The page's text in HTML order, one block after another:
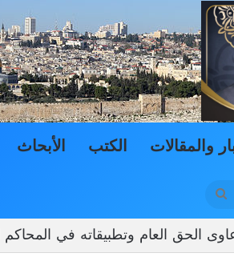
والمقالات الكتب الأبحاث
بحث
عن
العام وتطبيقاته في المحاكم